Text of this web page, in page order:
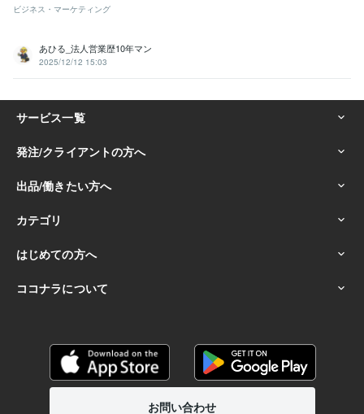
ビジネス・マーケティング
あひる_法人営業歴10年マン
2025/12/12 15:03